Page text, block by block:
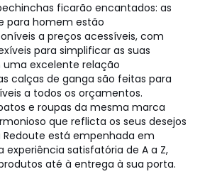
ficarão encantados: as
para homem estão
a preços acessíveis, com
para simplificar as suas
excelente relação
calças de ganga são feitas para
a todos os orçamentos.
e roupas da mesma marca
que reflicta os seus desejos
Redoute está empenhada em
satisfatória de A a Z,
até à entrega à sua porta.